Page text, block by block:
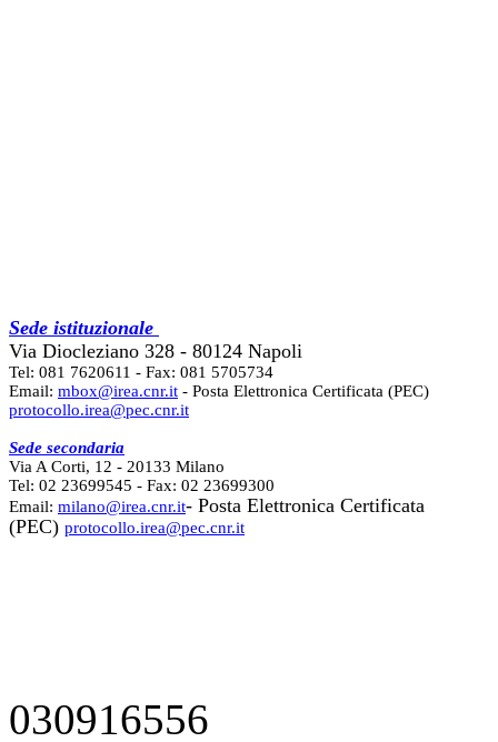
Sede istituzionale
Via Diocleziano 328 - 80124 Napoli
Tel: 081 7620611 - Fax: 081 5705734
Email: mbox@irea.cnr.it - Posta Elettronica Certificata (PEC)
protocollo.irea@pec.cnr.it
Sede secondaria
Via A Corti, 12 - 20133 Milano
Tel: 02 23699545 - Fax: 02 23699300
Email: milano@irea.cnr.it- Posta Elettronica Certificata
(PEC) protocollo.irea@pec.cnr.it
030916556